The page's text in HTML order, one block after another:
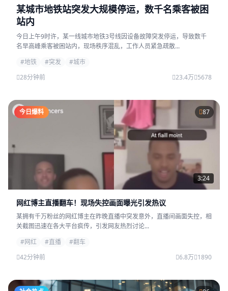
某城市地铁站突发大规模停运，数千名乘客被困
站内
今日上午9时许，某一线城市地铁3号线因设备故障突发停运，导致数千
名早高峰乘客被困站内，现场秩序混乱，工作人员紧急疏散...
#地铁
#突发
#城市
28分钟前
23.4万 5678
今日爆料 87
3:24
网红博主直播翻车！现场失控画面曝光引发热议
某拥有千万粉丝的网红博主在昨晚直播中突发意外，直播间画面失控，相
关截图迅速在各大平台疯传，引发网友热烈讨论...
#网红
#直播
#翻车
42分钟前
6.8万 1890